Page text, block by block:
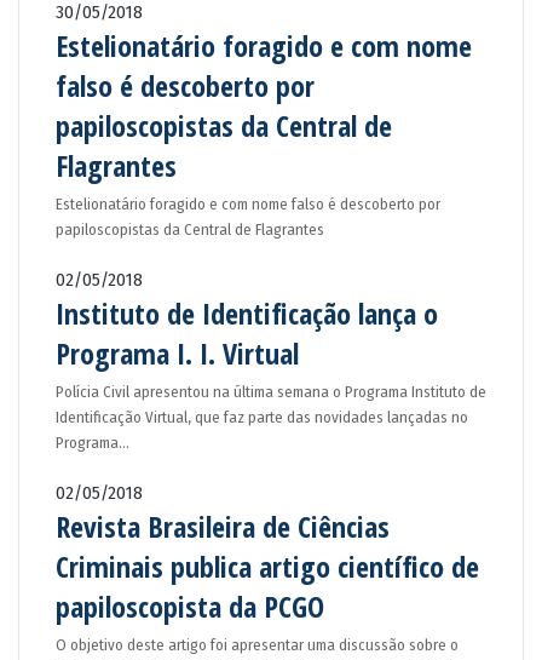
30/05/2018
Estelionatário foragido e com nome
falso é descoberto por
papiloscopistas da Central de
Flagrantes
Estelionatário foragido e com nome falso é descoberto por
papiloscopistas da Central de Flagrantes
02/05/2018
Instituto de Identificação lança o
Programa I. I. Virtual
Polícia Civil apresentou na última semana o Programa Instituto de
Identificação Virtual, que faz parte das novidades lançadas no
Programa…
02/05/2018
Revista Brasileira de Ciências
Criminais publica artigo científico de
papiloscopista da PCGO
O objetivo deste artigo foi apresentar uma discussão sobre o